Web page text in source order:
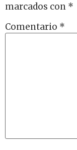
marcados con *
Comentario *